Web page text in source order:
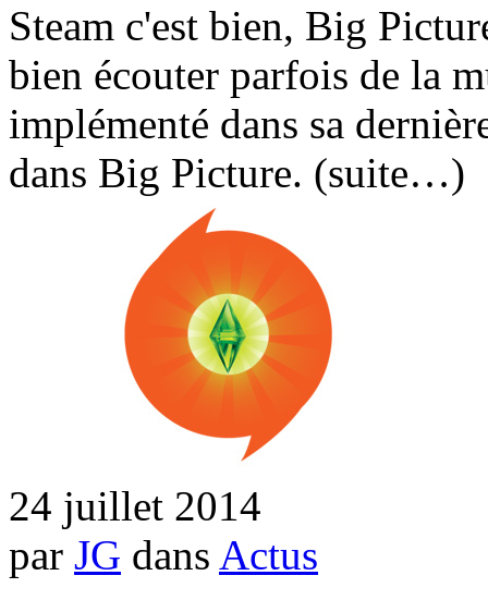
Steam c'est bien, Big
bien écouter parfois de la
implémenté dans sa
dans Big Picture. (suite…)
24 juillet 2014
par JG dans Actus